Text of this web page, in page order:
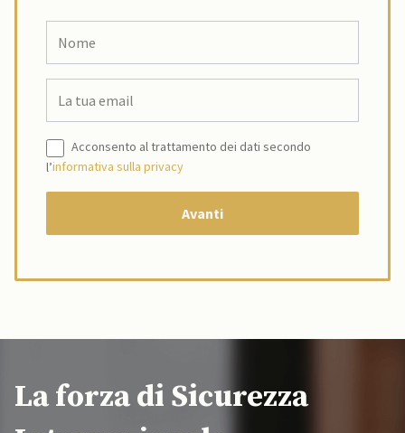
Acconsento al trattamento dei dati secondo
l’informativa sulla privacy
La forza di Sicurezza